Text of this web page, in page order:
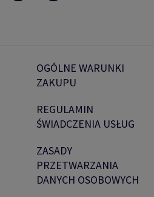
OGÓLNE WARUNKI
ZAKUPU
REGULAMIN
ŚWIADCZENIA USŁUG
ZASADY
PRZETWARZANIA
DANYCH OSOBOWYCH